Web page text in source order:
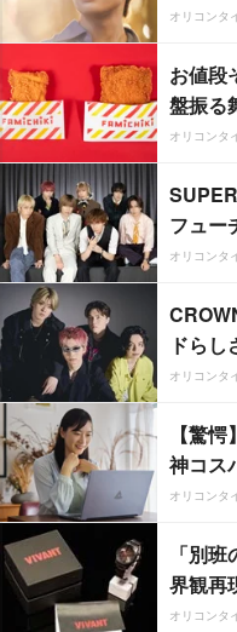
オリコンタ
お値段
盤振る
オリコンタ
フュー
オリコンタ
ドらし
オリコンタ
【驚
神コス
オリコンタ
「別
界観再
オリコンタ